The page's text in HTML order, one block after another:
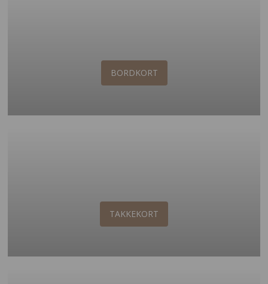
BORDKORT
TAKKEKORT